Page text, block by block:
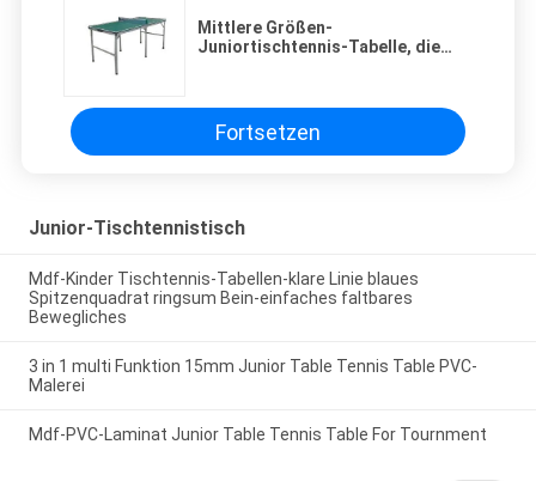
Mittlere Größen-
Juniortischtennis-Tabelle, die
Fortsetzen
Junior-Tischtennistisch
Mdf-Kinder Tischtennis-Tabellen-klare Linie blaues
Spitzenquadrat ringsum Bein-einfaches faltbares
Bewegliches
3 in 1 multi Funktion 15mm Junior Table Tennis Table PVC-
Malerei
Mdf-PVC-Laminat Junior Table Tennis Table For Tournment